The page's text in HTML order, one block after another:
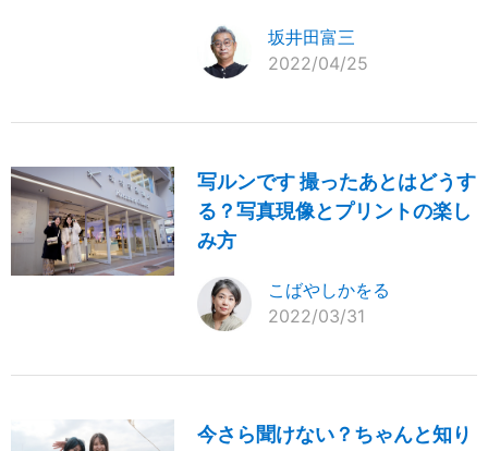
坂井田富三
2022/04/25
写ルンです 撮ったあとはどうす
る？写真現像とプリントの楽し
み方
こばやしかをる
2022/03/31
今さら聞けない？ちゃんと知り